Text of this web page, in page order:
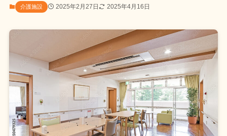
介護施設 2025年2月27日 2025年4月16日